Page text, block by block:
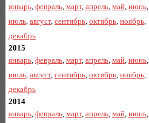
январь, февраль, март, апрель, май, июнь,
июль, август, сентябрь, октябрь, ноябрь,
декабрь
2015
январь, февраль, март, апрель, май, июнь,
июль, август, сентябрь, октябрь, ноябрь,
декабрь
2014
январь, февраль, март, апрель, май, июнь,